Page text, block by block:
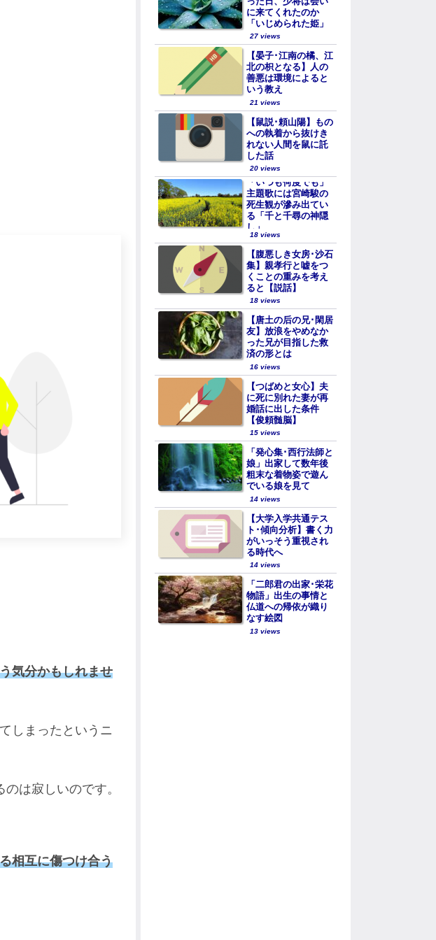
気分かもしれませ
しまったというニ
は寂しいのです。
相互に傷つけ合う
に来てくれたのか
「いじめられた姫」
27 views
【晏子･江南の橘、江
北の枳となる】人の
善悪は環境によると
いう教え
21 views
【鼠説･頼山陽】もの
への執着から抜けき
れない人間を鼠に託
した話
20 views
「いつも何度でも」
主題歌には宮崎駿の
死生観が滲み出てい
る「千と千尋の神隠
し」
18 views
【腹悪しき女房･沙石
集】親孝行と嘘をつ
くことの重みを考え
ると【説話】
18 views
【唐土の后の兄･閑居
友】放浪をやめなか
った兄が目指した救
済の形とは
16 views
【つばめと女心】夫
に死に別れた妻が再
婚話に出した条件
【俊頼髄脳】
15 views
「発心集･西行法師と
娘」出家して数年後
粗末な着物姿で遊ん
でいる娘を見て
14 views
【大学入学共通テス
ト･傾向分析】書く力
がいっそう重視され
る時代へ
14 views
「二郎君の出家･栄花
物語」出生の事情と
仏道への帰依が織り
なす絵図
13 views